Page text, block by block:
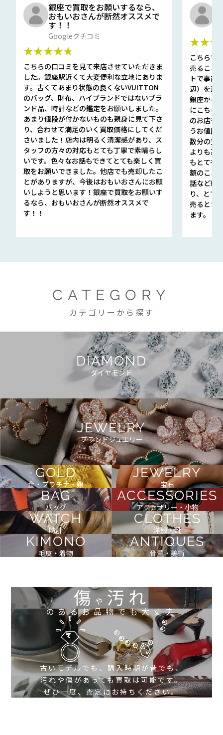
銀座で買取をお願いするなら、
おもいおさんが断然オススメで
す！！
Googleクチコミ
★★★★★
こちらの口コミを見て来店させていただきま
した。銀座駅近くて大変便利な立地にありま
す。古くてあまり状態の良くないVUITTON
のバッグ、財布、ハイブランドではないブラ
ンド品、時計などの鑑定をお願いしました。
あまり値段が付かないものも親身に見て下さ
り、合わせて満足のいく買取価格にしてくだ
さいました！店内は明るく清潔感があり、ス
タッフの方々の対応もとても丁寧で素晴らし
いです。色々なお話もできてとても楽しく買
取をお願いできました。他店でも売却したこ
とがありますが、今後はおもいおさんにお願
いしようと思います！銀座で買取をお願いす
るなら、おもいおさんが断然オススメで
す！！
こちらで
売ること
トで事前
辺）を選
銀座から
にこちら
のお店も
うお値段
数分の査
よりも高
もとても
額のこと
話など細
り、とて
売るとき
ます。
CATEGORY
カテゴリーから探す
DIAMOND
ダイヤモンド
JEWELRY
ブランドジュエリー
GOLD
金・プラチナ・銀
JEWELRY
宝石
BAG
バッグ
ACCESSORIES
アクセサリー・小物
WATCH
時計
CLOTHES
洋服・靴
KIMONO
毛皮・着物
ANTIQUES
骨董・美術
傷や 汚れ
のあるお品物でも大丈夫
古いモデルでも、購入時期が昔でも、
汚れや傷があっても買取は可能です。
ぜひ一度、査定にお持ちください。